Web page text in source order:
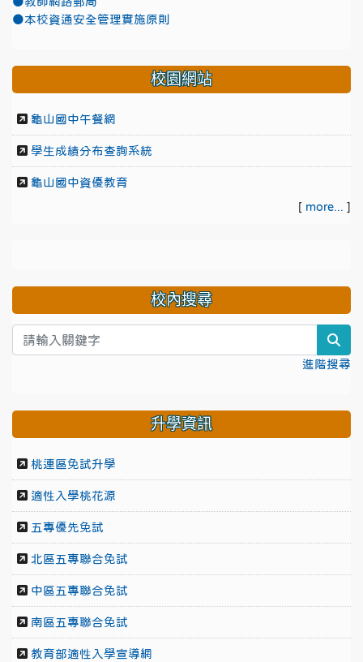
●本校資通安全管理實施原則
校園網站
龜山國中午餐網
學生成績分布查詢系統
龜山國中資優教育
[ more... ]
校內搜尋
進階搜尋
升學資訊
桃連區免試升學
適性入學桃花源
五專優先免試
北區五專聯合免試
中區五專聯合免試
南區五專聯合免試
教育部適性入學宣導網